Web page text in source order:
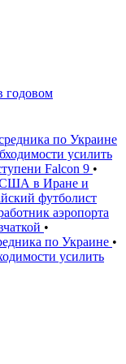
годовом
по Украине
усилить
Falcon 9 •
США в Иране и
футболист
аэропорта
•
по Украине •
усилить